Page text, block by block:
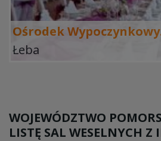
Ośrodek
Łeba
WOJEWÓDZTWO
LISTĘ SAL WESELNYCH